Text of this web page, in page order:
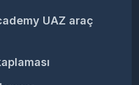
UAZ araç